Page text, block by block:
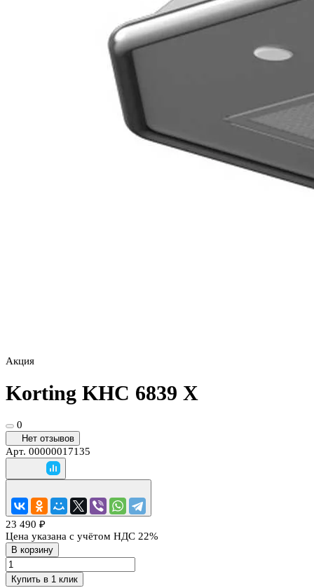
Акция
Korting KHC 6839 X
0
Нет отзывов
Арт. 00000017135
23 490 ₽
Цена указана с учётом НДС 22%
В корзину
Купить в 1 клик